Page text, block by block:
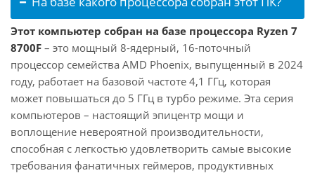
Этот компьютер собран на базе процессора Ryzen 7
8700F – это мощный 8-ядерный, 16-поточный
процессор семейства AMD Phoenix, выпущенный в 2024
году, работает на базовой частоте 4,1 ГГц, которая
может повышаться до 5 ГГц в турбо режиме. Эта серия
компьютеров – настоящий эпицентр мощи и
воплощение невероятной производительности,
способная с легкостью удовлетворить самые высокие
требования фанатичных геймеров, продуктивных